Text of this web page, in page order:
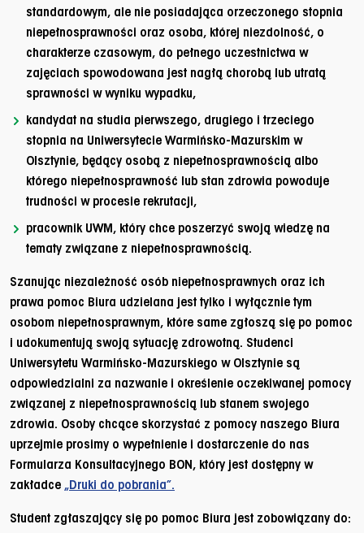
standardowym, ale nie posiadająca orzeczonego stopnia
niepełnosprawności oraz osoba, której niezdolność, o
charakterze czasowym, do pełnego uczestnictwa w
zajęciach spowodowana jest nagłą chorobą lub utratą
sprawności w wyniku wypadku,
kandydat na studia pierwszego, drugiego i trzeciego
stopnia na Uniwersytecie Warmińsko-Mazurskim w
Olsztynie, będący osobą z niepełnosprawnością albo
którego niepełnosprawność lub stan zdrowia powoduje
trudności w procesie rekrutacji,
pracownik UWM, który chce poszerzyć swoją wiedzę na
tematy związane z niepełnosprawnością.
Szanując niezależność osób niepełnosprawnych oraz ich
prawa pomoc Biura udzielana jest tylko i wyłącznie tym
osobom niepełnosprawnym, które same zgłoszą się po pomoc
i udokumentują swoją sytuację zdrowotną. Studenci
Uniwersytetu Warmińsko-Mazurskiego w Olsztynie są
odpowiedzialni za nazwanie i określenie oczekiwanej pomocy
związanej z niepełnosprawnością lub stanem swojego
zdrowia. Osoby chcące skorzystać z pomocy naszego Biura
uprzejmie prosimy o wypełnienie i dostarczenie do nas
Formularza Konsultacyjnego BON, który jest dostępny w
zakładce „Druki do pobrania”.
Student zgłaszający się po pomoc Biura jest zobowiązany do: